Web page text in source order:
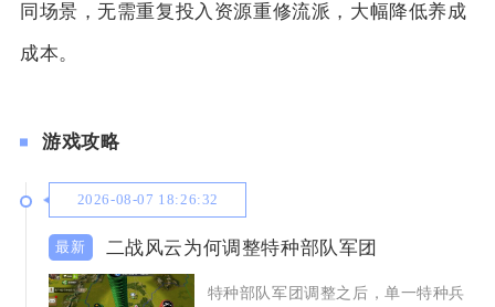
同场景，无需重复投入资源重修流派，大幅降低养成
成本。
游戏攻略
2026-08-07 18:26:32
二战风云为何调整特种部队军团
特种部队军团调整之后，单一特种兵